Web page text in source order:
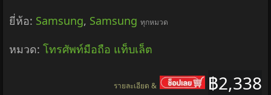
ยี่ห้อ: Samsung, Samsung ทุกหมวด
หมวด: โทรศัพท์มือถือ แท็บเล็ต
฿2,338
รายละเอียด &